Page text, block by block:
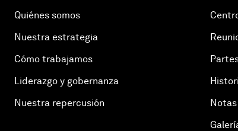
Quiénes somos
Nuestra estrategia
Cómo trabajamos
Liderazgo y gobernanza
Nuestra repercusión